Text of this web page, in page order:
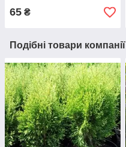
65 ₴
Подібні товари компанії